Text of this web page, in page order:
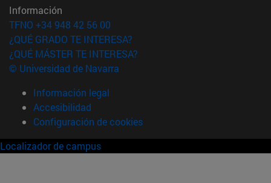
Información
TFNO +34 948 42 56 00
¿QUÉ GRADO TE INTERESA?
¿QUÉ MÁSTER TE INTERESA?
© Universidad de Navarra
Información legal
Accesibilidad
Configuración de cookies
Localizador de campus